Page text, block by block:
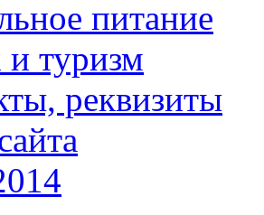
питание
туризм
реквизиты